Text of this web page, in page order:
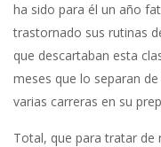
ha sido para él un año
trastornado sus rutinas
que descartaban esta
meses que lo separan
varias carreras en su
Total, que para tratar de